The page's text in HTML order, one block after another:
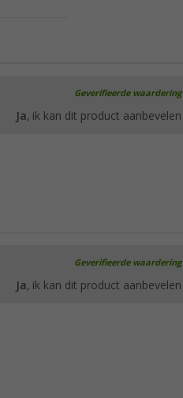
Geverifieerde waardering
Ja, ik kan dit product aanbevelen
Geverifieerde waardering
Ja, ik kan dit product aanbevelen